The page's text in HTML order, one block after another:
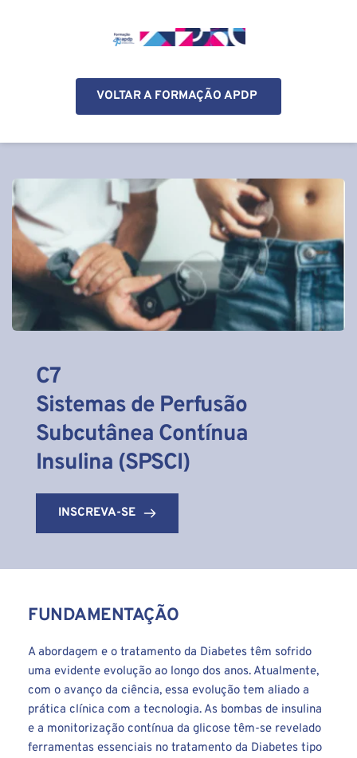
VOLTAR A FORMAÇÃO APDP
C7
Sistemas de Perfusão
Subcutânea Contínua
Insulina (SPSCI)
INSCREVA-SE
FUNDAMENTAÇÃO
A abordagem e o tratamento da Diabetes têm sofrido
uma evidente evolução ao longo dos anos. Atualmente,
com o avanço da ciência, essa evolução tem aliado a
prática clínica com a tecnologia. As bombas de insulina
e a monitorização contínua da glicose têm-se revelado
ferramentas essenciais no tratamento da Diabetes tipo